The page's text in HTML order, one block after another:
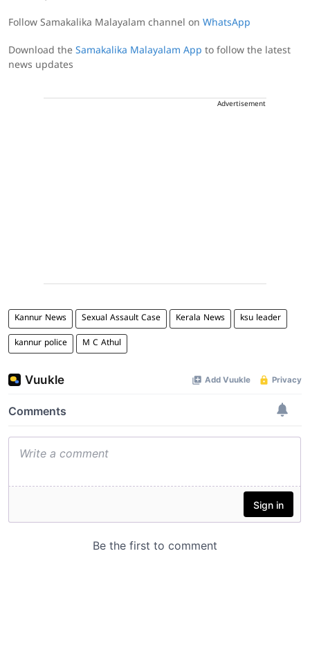
Follow Samakalika Malayalam channel on WhatsApp
Download the Samakalika Malayalam App to follow the latest
news updates
Advertisement
Kannur News Sexual Assault Case Kerala News ksu leader
kannur police M C Athul